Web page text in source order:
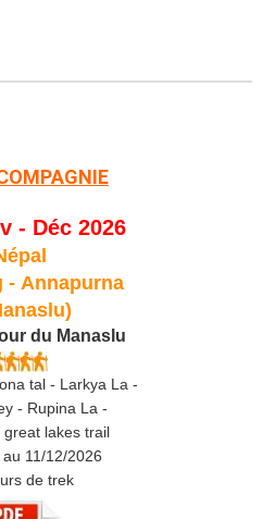
- Déc 2026
- Annapurna
du Manaslu
tal - Larkya La -
- Rupina La -
great lakes trail
11/12/2026
de trek